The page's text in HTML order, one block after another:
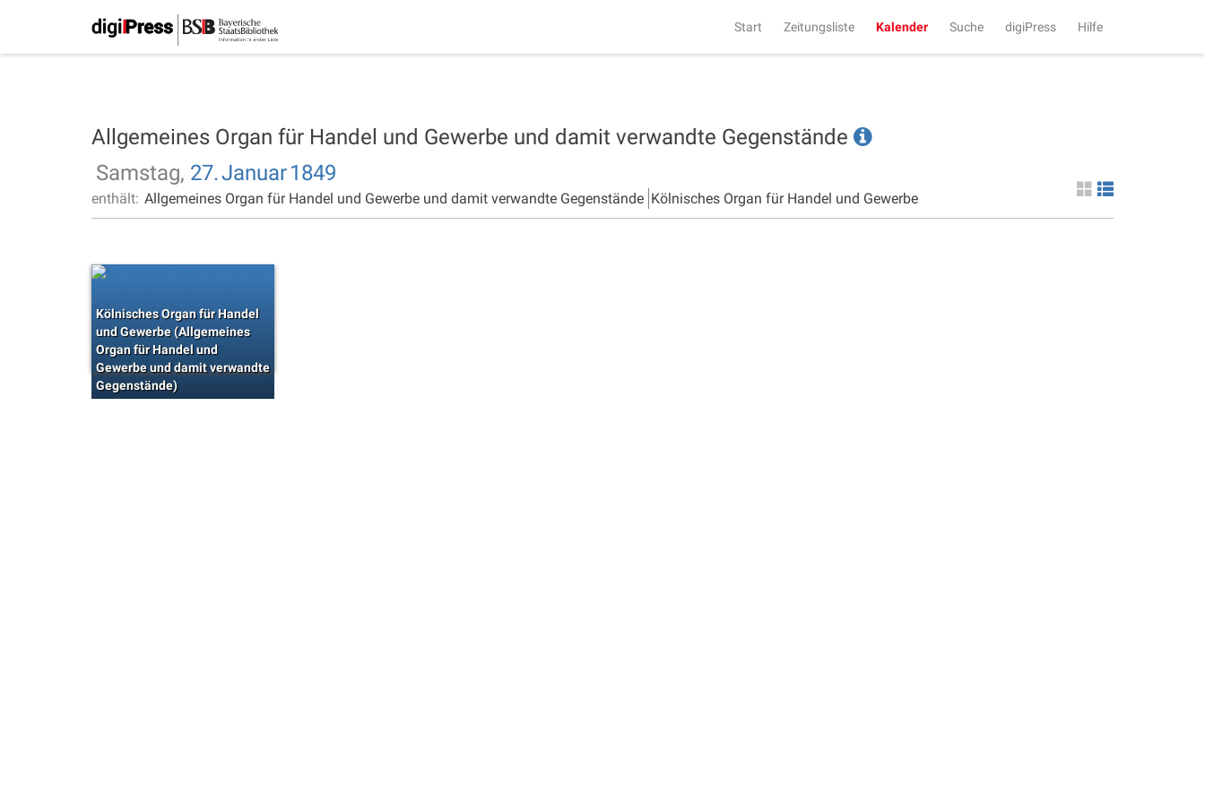
Start Zeitungsliste Kalender Suche digiPress Hilfe
Allgemeines Organ für Handel und Gewerbe und damit verwandte Gegenstände
Samstag, 27.Januar1849
enthält: Allgemeines Organ für Handel und Gewerbe und damit verwandte Gegenstände Kölnisches Organ für Handel und Gewerbe
Kölnisches Organ für Handel
und Gewerbe (Allgemeines
Organ für Handel und
Gewerbe und damit verwandte
Gegenstände)